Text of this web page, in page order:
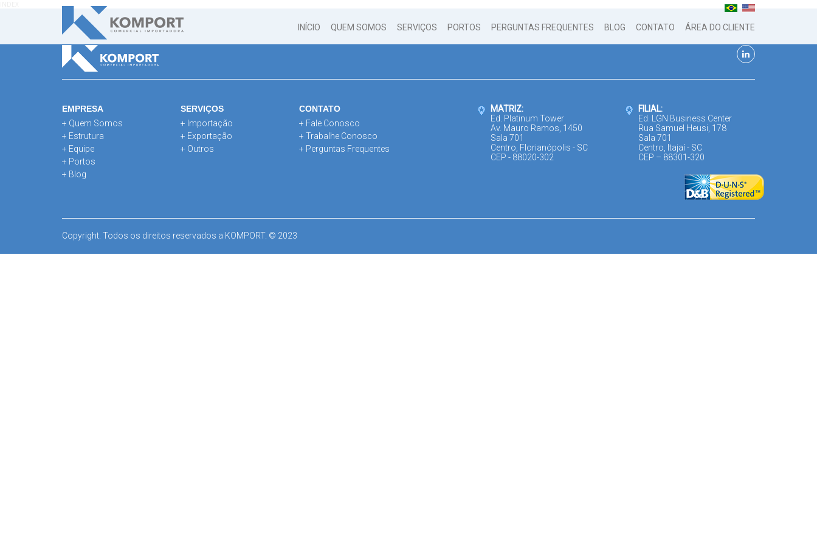
INÍCIO QUEM SOMOS SERVIÇOS PORTOS PERGUNTAS FREQUENTES BLOG CONTATO ÁREA DO CLIENTE
EMPRESA
+ Quem Somos
+ Estrutura
+ Equipe
+ Portos
+ Blog
SERVIÇOS
+ Importação
+ Exportação
+ Outros
CONTATO
+ Fale Conosco
+ Trabalhe Conosco
+ Perguntas Frequentes
MATRIZ:
Ed. Platinum Tower
Av. Mauro Ramos, 1450
Sala 701
Centro, Florianópolis - SC
CEP - 88020-302
FILIAL:
Ed. LGN Business Center
Rua Samuel Heusi, 178
Sala 701
Centro, Itajaí - SC
CEP – 88301-320
Copyright. Todos os direitos reservados a KOMPORT. © 2023